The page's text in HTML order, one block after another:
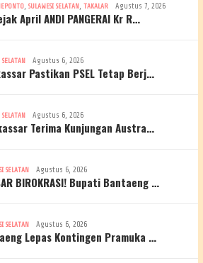
, SULAWESI SELATAN, TAKALAR Agustus 7, 2026
April ANDI PANGERAI Kr R…
SELATAN Agustus 6, 2026
Pastikan PSEL Tetap Berj…
SELATAN Agustus 6, 2026
Terima Kunjungan Austra…
SELATAN Agustus 6, 2026
BIROKRASI! Bupati Bantaeng …
SELATAN Agustus 6, 2026
Lepas Kontingen Pramuka …